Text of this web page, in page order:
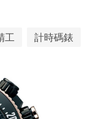
工 計時碼錶